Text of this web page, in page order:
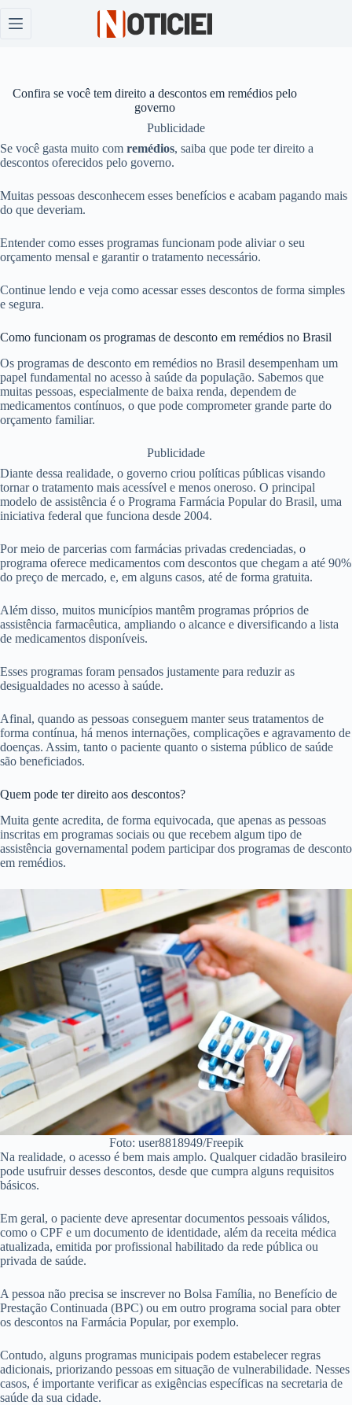
para
Confira se você tem direito a descontos em remédios pelo
governo
Publicidade
Se você gasta muito com remédios, saiba que pode ter direito a
descontos oferecidos pelo governo.
Muitas pessoas desconhecem esses benefícios e acabam pagando mais
do que deveriam.
Entender como esses programas funcionam pode aliviar o seu
orçamento mensal e garantir o tratamento necessário.
Continue lendo e veja como acessar esses descontos de forma simples
e segura.
Como funcionam os programas de desconto em remédios no Brasil
Os programas de desconto em remédios no Brasil desempenham um
papel fundamental no acesso à saúde da população. Sabemos que
muitas pessoas, especialmente de baixa renda, dependem de
medicamentos contínuos, o que pode comprometer grande parte do
orçamento familiar.
Publicidade
Diante dessa realidade, o governo criou políticas públicas visando
tornar o tratamento mais acessível e menos oneroso. O principal
modelo de assistência é o Programa Farmácia Popular do Brasil, uma
iniciativa federal que funciona desde 2004.
Por meio de parcerias com farmácias privadas credenciadas, o
programa oferece medicamentos com descontos que chegam a até 90%
do preço de mercado, e, em alguns casos, até de forma gratuita.
Além disso, muitos municípios mantêm programas próprios de
assistência farmacêutica, ampliando o alcance e diversificando a lista
de medicamentos disponíveis.
Esses programas foram pensados justamente para reduzir as
desigualdades no acesso à saúde.
Afinal, quando as pessoas conseguem manter seus tratamentos de
forma contínua, há menos internações, complicações e agravamento de
doenças. Assim, tanto o paciente quanto o sistema público de saúde
são beneficiados.
Quem pode ter direito aos descontos?
Muita gente acredita, de forma equivocada, que apenas as pessoas
inscritas em programas sociais ou que recebem algum tipo de
assistência governamental podem participar dos programas de desconto
em remédios.
Foto: user8818949/Freepik
Na realidade, o acesso é bem mais amplo. Qualquer cidadão brasileiro
pode usufruir desses descontos, desde que cumpra alguns requisitos
básicos.
Em geral, o paciente deve apresentar documentos pessoais válidos,
como o CPF e um documento de identidade, além da receita médica
atualizada, emitida por profissional habilitado da rede pública ou
privada de saúde.
A pessoa não precisa se inscrever no Bolsa Família, no Benefício de
Prestação Continuada (BPC) ou em outro programa social para obter
os descontos na Farmácia Popular, por exemplo.
Contudo, alguns programas municipais podem estabelecer regras
adicionais, priorizando pessoas em situação de vulnerabilidade. Nesses
casos, é importante verificar as exigências específicas na secretaria de
saúde da sua cidade.